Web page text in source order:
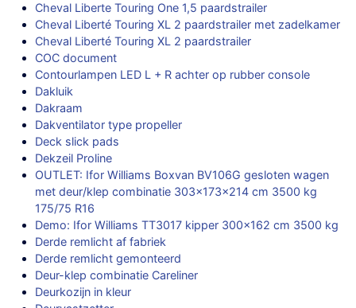
Cheval Liberte Touring One 1,5 paardstrailer
Cheval Liberté Touring XL 2 paardstrailer met zadelkamer
Cheval Liberté Touring XL 2 paardstrailer
COC document
Contourlampen LED L + R achter op rubber console
Dakluik
Dakraam
Dakventilator type propeller
Deck slick pads
Dekzeil Proline
OUTLET: Ifor Williams Boxvan BV106G gesloten wagen
met deur/klep combinatie 303x173x214 cm 3500 kg
175/75 R16
Demo: Ifor Williams TT3017 kipper 300×162 cm 3500 kg
Derde remlicht af fabriek
Derde remlicht gemonteerd
Deur-klep combinatie Careliner
Deurkozijn in kleur